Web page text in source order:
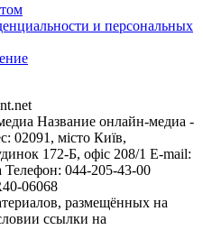
и персональных
Название онлайн-медиа -
02091, місто Київ,
172-Б, офіс 208/1 E-mail:
Телефон: 044-205-43-00
06068
размещённых на
ссылки на